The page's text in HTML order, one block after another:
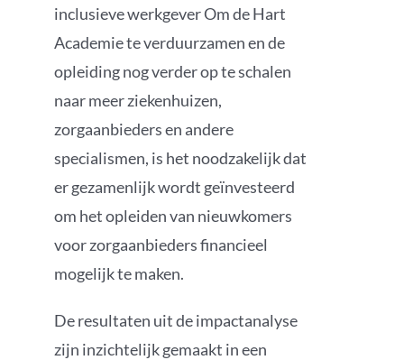
inclusieve werkgever Om de Hart
Academie te verduurzamen en de
opleiding nog verder op te schalen
naar meer ziekenhuizen,
zorgaanbieders en andere
specialismen, is het noodzakelijk dat
er gezamenlijk wordt geïnvesteerd
om het opleiden van nieuwkomers
voor zorgaanbieders financieel
mogelijk te maken.
De resultaten uit de impactanalyse
zijn inzichtelijk gemaakt in een